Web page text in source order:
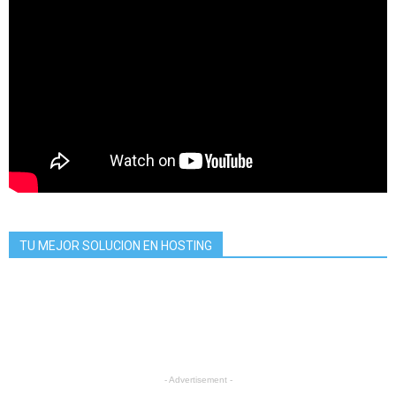
TU MEJOR SOLUCION EN HOSTING
- Advertisement -